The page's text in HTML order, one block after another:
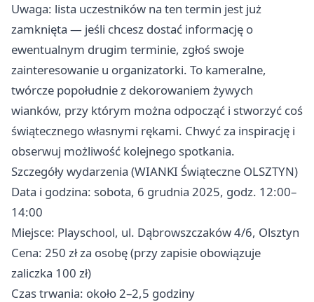
Uwaga: lista uczestników na ten termin jest już
zamknięta — jeśli chcesz dostać informację o
ewentualnym drugim terminie, zgłoś swoje
zainteresowanie u organizatorki. To kameralne,
twórcze popołudnie z dekorowaniem żywych
wianków, przy którym można odpocząć i stworzyć coś
świątecznego własnymi rękami. Chwyć za inspirację i
obserwuj możliwość kolejnego spotkania.
Szczegóły wydarzenia (WIANKI Świąteczne OLSZTYN)
Data i godzina: sobota, 6 grudnia 2025, godz. 12:00–
14:00
Miejsce: Playschool, ul. Dąbrowszczaków 4/6, Olsztyn
Cena: 250 zł za osobę (przy zapisie obowiązuje
zaliczka 100 zł)
Czas trwania: około 2–2,5 godziny